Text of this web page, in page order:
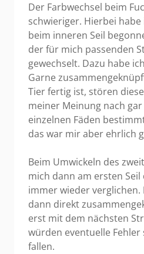
Der Farbwechsel beim
schwieriger. Hierbei
beim inneren Seil
der für mich passenden
gewechselt. Dazu habe
Garne
Tier fertig ist, stören
meiner Meinung nach
einzelnen Fäden
das war mir aber ehrlich
Beim Umwickeln des
mich dann am ersten
immer wieder verglichen.
dann direkt
erst mit dem nächsten
würden eventuelle Fehler
fallen.